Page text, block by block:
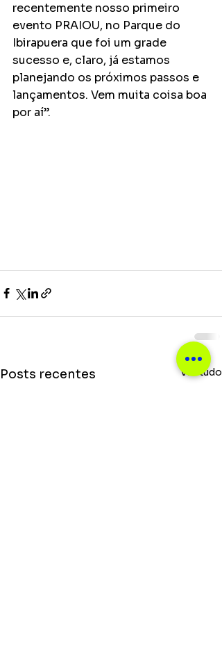
recentemente nosso primeiro
evento PRAIOU, no Parque do
Ibirapuera que foi um grade
sucesso e, claro, já estamos
planejando os próximos passos e
lançamentos. Vem muita coisa boa
por aí”.
Posts recentes Ver tudo